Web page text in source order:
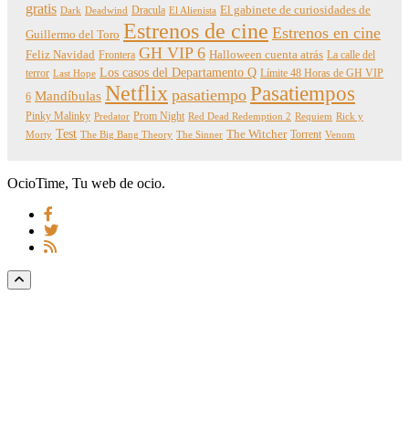
gratis Dark Deadwind Dracula El Alienista El gabinete de curiosidades de
Guillermo del Toro Estrenos de cine Estrenos en cine
Feliz Navidad Frontera GH VIP 6 Halloween cuenta atrás La calle del
terror Last Hope Los casos del Departamento Q Límite 48 Horas de GH VIP
6 Mandíbulas Netflix pasatiempo Pasatiempos
Pinky Malinky Predator Prom Night Red Dead Redemption 2 Requiem Rick y
Morty Test The Big Bang Theory The Sinner The Witcher Torrent Venom
OcioTime, Tu web de ocio.